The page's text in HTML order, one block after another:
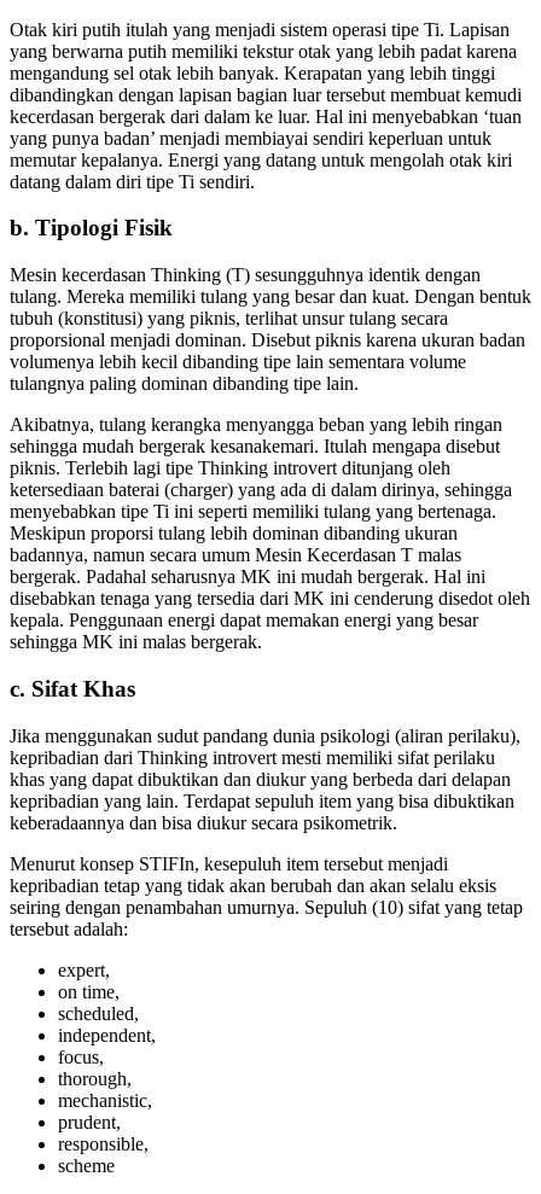
Otak kiri putih itulah yang menjadi sistem operasi tipe Ti. Lapisan
yang berwarna putih memiliki tekstur otak yang lebih padat karena
mengandung sel otak lebih banyak. Kerapatan yang lebih tinggi
dibandingkan dengan lapisan bagian luar tersebut membuat kemudi
kecerdasan bergerak dari dalam ke luar. Hal ini menyebabkan ‘tuan
yang punya badan’ menjadi membiayai sendiri keperluan untuk
memutar kepalanya. Energi yang datang untuk mengolah otak kiri
datang dalam diri tipe Ti sendiri.
b. Tipologi Fisik
Mesin kecerdasan Thinking (T) sesungguhnya identik dengan
tulang. Mereka memiliki tulang yang besar dan kuat. Dengan bentuk
tubuh (konstitusi) yang piknis, terlihat unsur tulang secara
proporsional menjadi dominan. Disebut piknis karena ukuran badan
volumenya lebih kecil dibanding tipe lain sementara volume
tulangnya paling dominan dibanding tipe lain.
Akibatnya, tulang kerangka menyangga beban yang lebih ringan
sehingga mudah bergerak kesanakemari. Itulah mengapa disebut
piknis. Terlebih lagi tipe Thinking introvert ditunjang oleh
ketersediaan baterai (charger) yang ada di dalam dirinya, sehingga
menyebabkan tipe Ti ini seperti memiliki tulang yang bertenaga.
Meskipun proporsi tulang lebih dominan dibanding ukuran
badannya, namun secara umum Mesin Kecerdasan T malas
bergerak. Padahal seharusnya MK ini mudah bergerak. Hal ini
disebabkan tenaga yang tersedia dari MK ini cenderung disedot oleh
kepala. Penggunaan energi dapat memakan energi yang besar
sehingga MK ini malas bergerak.
c. Sifat Khas
Jika menggunakan sudut pandang dunia psikologi (aliran perilaku),
kepribadian dari Thinking introvert mesti memiliki sifat perilaku
khas yang dapat dibuktikan dan diukur yang berbeda dari delapan
kepribadian yang lain. Terdapat sepuluh item yang bisa dibuktikan
keberadaannya dan bisa diukur secara psikometrik.
Menurut konsep STIFIn, kesepuluh item tersebut menjadi
kepribadian tetap yang tidak akan berubah dan akan selalu eksis
seiring dengan penambahan umurnya. Sepuluh (10) sifat yang tetap
tersebut adalah:
expert,
on time,
scheduled,
independent,
focus,
thorough,
mechanistic,
prudent,
responsible,
scheme